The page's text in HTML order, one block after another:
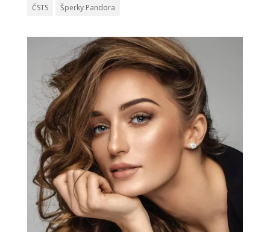
ČSTS
Šperky Pandora